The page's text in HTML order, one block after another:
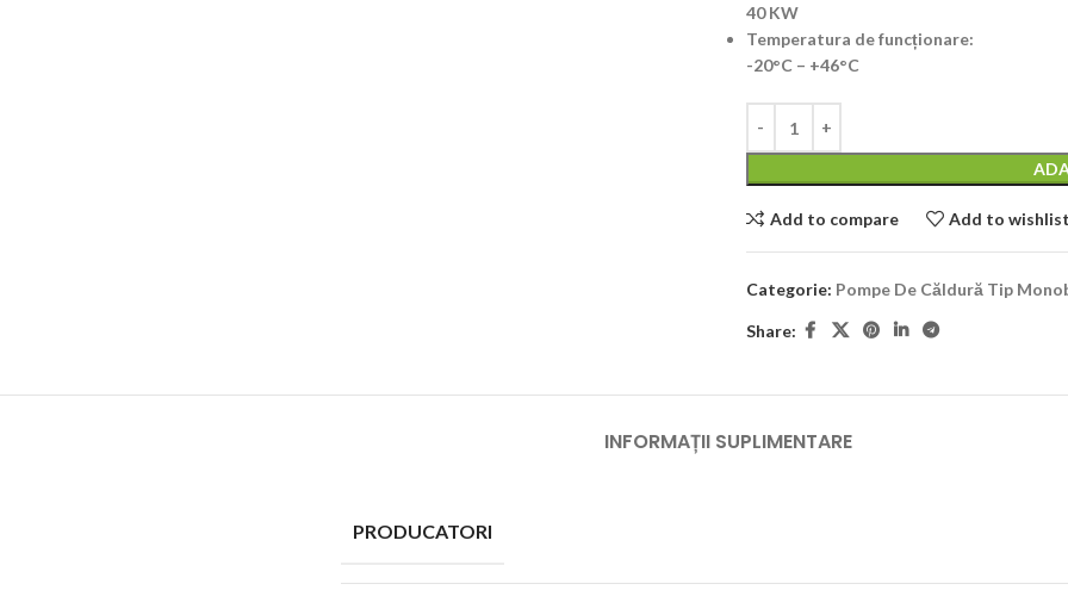
40 KW
Temperatura de funcționare:
-20°C – +46°C
Add to compare Add to
Categorie: Pompe De Căldură Tip
Share:
INFORMAȚII SUPLIMENTARE
PRODUCATORI